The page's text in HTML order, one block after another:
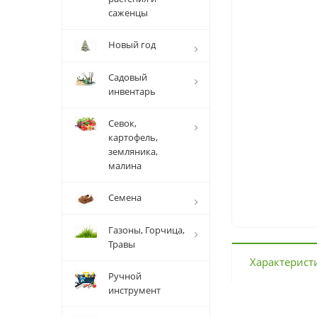
саженцы
Новый год
Садовый
инвентарь
Севок,
картофель,
земляника,
малина
Семена
Газоны, Горчица,
Травы
Ручной
инструмент